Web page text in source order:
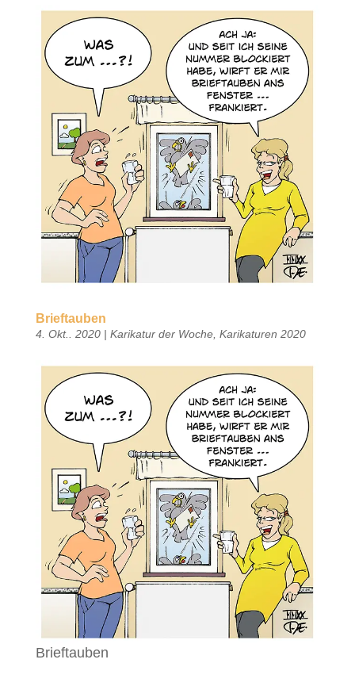
Brieftauben
4. Okt.. 2020| Karikatur der Woche, Karikaturen 2020
Brieftauben